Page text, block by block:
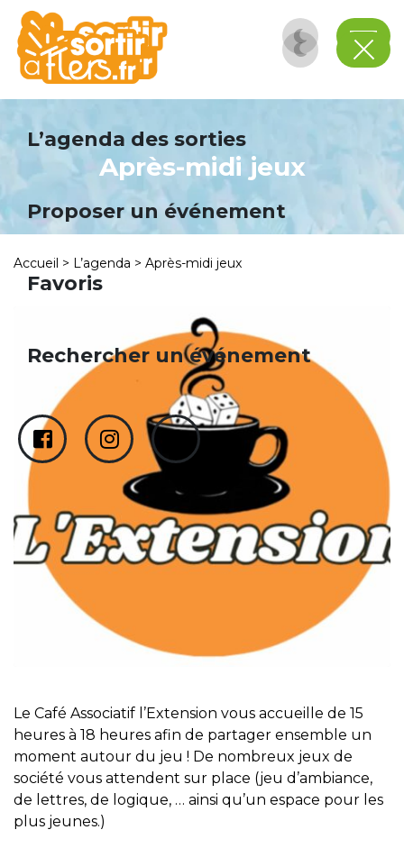
L’agenda des sorties
Proposer un événement
Favoris
Rechercher un événement
Après-midi jeux
Accueil > L’agenda > Après-midi jeux
Le Café Associatif l’Extension vous accueille de 15
heures à 18 heures afin de partager ensemble un
moment autour du jeu ! De nombreux jeux de
société vous attendent sur place (jeu d’ambiance,
de lettres, de logique, … ainsi qu’un espace pour les
plus jeunes.)
Panneau de gestion des cookies